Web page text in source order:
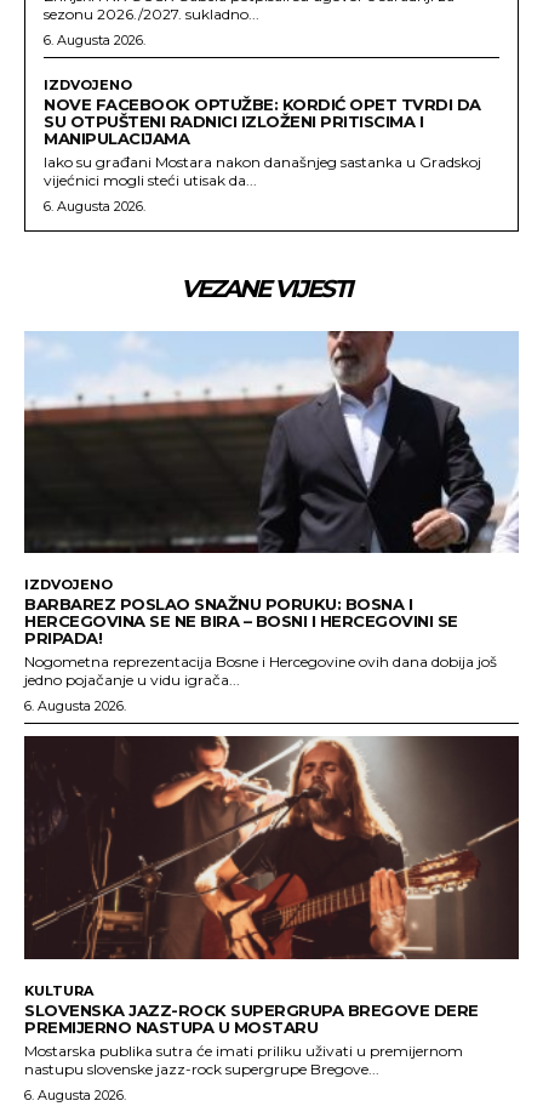
sezonu 2026./2027. sukladno...
6. Augusta 2026.
IZDVOJENO
NOVE FACEBOOK OPTUŽBE: KORDIĆ OPET TVRDI DA
SU OTPUŠTENI RADNICI IZLOŽENI PRITISCIMA I
MANIPULACIJAMA
Iako su građani Mostara nakon današnjeg sastanka u Gradskoj
vijećnici mogli steći utisak da...
6. Augusta 2026.
VEZANE VIJESTI
IZDVOJENO
BARBAREZ POSLAO SNAŽNU PORUKU: BOSNA I
HERCEGOVINA SE NE BIRA – BOSNI I HERCEGOVINI SE
PRIPADA!
Nogometna reprezentacija Bosne i Hercegovine ovih dana dobija još
jedno pojačanje u vidu igrača...
6. Augusta 2026.
KULTURA
SLOVENSKA JAZZ-ROCK SUPERGRUPA BREGOVE DERE
PREMIJERNO NASTUPA U MOSTARU
Mostarska publika sutra će imati priliku uživati u premijernom
nastupu slovenske jazz-rock supergrupe Bregove...
6. Augusta 2026.